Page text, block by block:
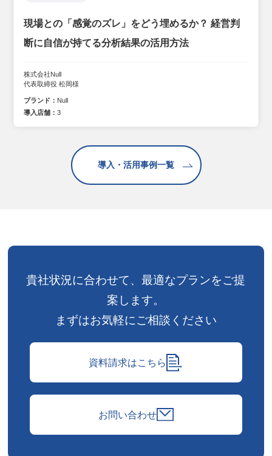
現場との「感覚のズレ」をどう埋めるか？ 経営判
断に自信が持てる分析結果の活用方法
株式会社Null
代表取締役 松岡様
ブランド： Null
導入店舗：3
導入・活用事例一覧
貴社状況に合わせて、最適なプランをご提
案します。
まずはお気軽にご相談ください
資料請求はこちら
お問い合わせ